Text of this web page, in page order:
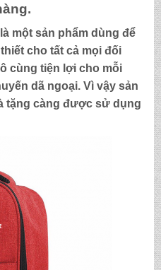
là một sản phẩm dùng để
cho tất cả mọi đối
cùng tiện lợi cho mỗi
dã ngoại. Vì vậy sản
tặng càng được sử dụng